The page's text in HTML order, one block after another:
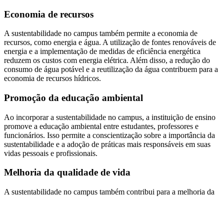
Economia de recursos
A sustentabilidade no campus também permite a economia de
recursos, como energia e água. A utilização de fontes renováveis de
energia e a implementação de medidas de eficiência energética
reduzem os custos com energia elétrica. Além disso, a redução do
consumo de água potável e a reutilização da água contribuem para a
economia de recursos hídricos.
Promoção da educação ambiental
Ao incorporar a sustentabilidade no campus, a instituição de ensino
promove a educação ambiental entre estudantes, professores e
funcionários. Isso permite a conscientização sobre a importância da
sustentabilidade e a adoção de práticas mais responsáveis em suas
vidas pessoais e profissionais.
Melhoria da qualidade de vida
A sustentabilidade no campus também contribui para a melhoria da